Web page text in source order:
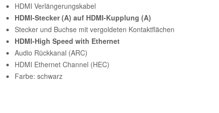
HDMI Verlängerungskabel
HDMI-Stecker (A) auf HDMI-Kupplung (A)
Stecker und Buchse mit vergoldeten Kontaktflächen
HDMI-High Speed with Ethernet
Audio Rückkanal (ARC)
HDMI Ethernet Channel (HEC)
Farbe: schwarz